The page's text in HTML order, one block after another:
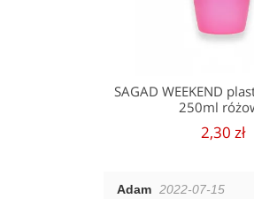
SAGAD WEEKEND
250ml
2,30 zł
Adam 2022-07-15